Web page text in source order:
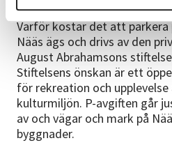
Parkeringsinformation för
Varför kostar det att parkera
Nääs ägs och drivs av den
August Abrahamsons
Stiftelsens önskan är ett
för rekreation och upplevelse
kulturmiljön. P-avgiften går
av och vägar och mark på
byggnader.